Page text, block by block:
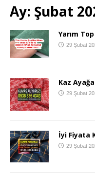
Ay: Şubat
Yarım
29 Şubat
Kaz
29 Şubat
İyi Fiyata
29 Şubat